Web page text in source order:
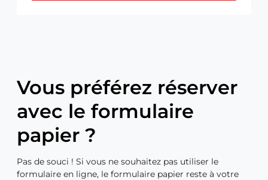
a
i
e
Vous préférez réserver
avec le formulaire
papier ?
Pas de souci ! Si vous ne souhaitez pas utiliser le
formulaire en ligne, le formulaire papier reste à votre